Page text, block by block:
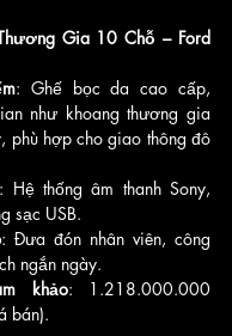
Gia 10 Chỗ – Ford
: Ghế bọc da cao cấp,
như khoang thương gia
phù hợp cho giao thông đô
: Hệ thống âm thanh Sony,
sạc USB.
: Đưa đón nhân viên, công
ngắn ngày.
khảo: 1.218.000.000
bán).